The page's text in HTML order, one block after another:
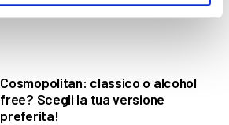
Cosmopolitan: classico o alcohol
free? Scegli la tua versione
preferita!